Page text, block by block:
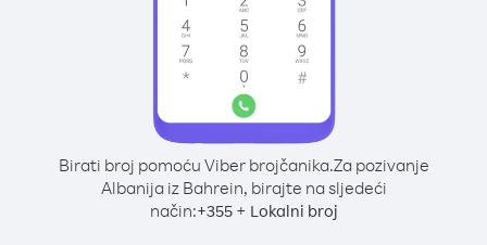
Birati broj pomoću Viber brojčanika.Za pozivanje
Albanija iz Bahrein, birajte na sljedeći
način:+355+ Lokalni broj